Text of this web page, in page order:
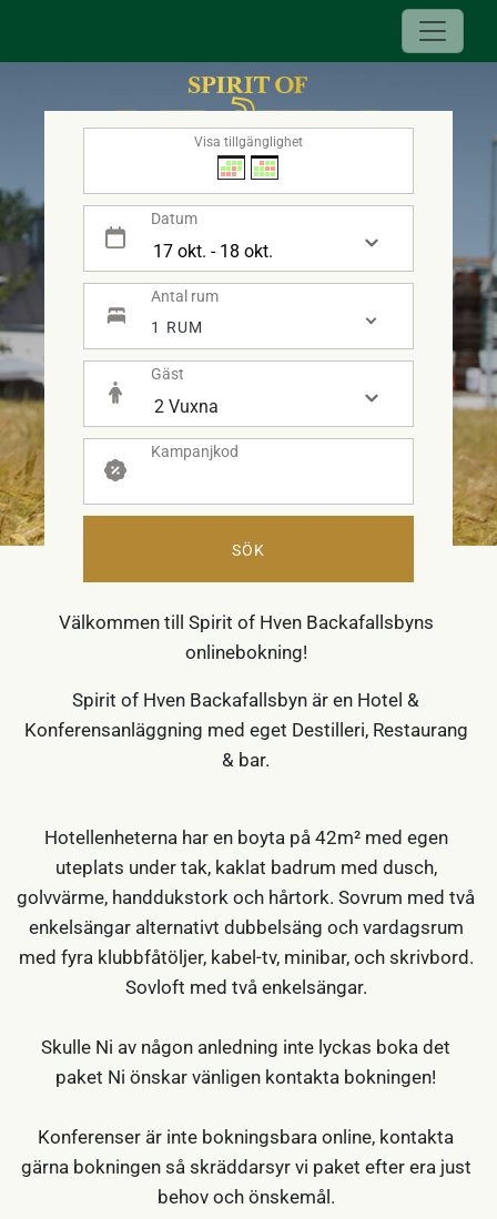
- SPIRIT OF HVEN -
Visa tillgänglighet
Datum
Antal rum
1 RUM
Gäst
Kampanjkod
SÖK
RUMSBOKNING
Välkommen till Spirit of Hven Backafallsbyns
onlinebokning!
Spirit of Hven Backafallsbyn är en Hotel &
Konferensanläggning med eget Destilleri, Restaurang
& bar.
Hotellenheterna har en boyta på 42m² med egen
uteplats under tak, kaklat badrum med dusch,
golvvärme, handdukstork och hårtork. Sovrum med två
enkelsängar alternativt dubbelsäng och vardagsrum
med fyra klubbfåtöljer, kabel-tv, minibar, och skrivbord.
Sovloft med två enkelsängar.
Skulle Ni av någon anledning inte lyckas boka det
paket Ni önskar vänligen kontakta bokningen!
Konferenser är inte bokningsbara online, kontakta
gärna bokningen så skräddarsyr vi paket efter era just
behov och önskemål.